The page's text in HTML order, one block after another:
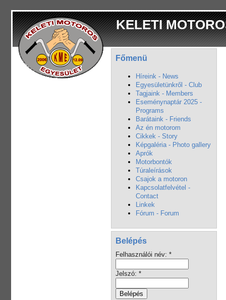
KELETI
Főmenü
Híreink - News
Egyesületünkről - Club
Tagjaink - Members
Eseménynaptár 2025 -
Programs
Barátaink - Friends
Az én motorom
Cikkek - Story
Képgaléria - Photo gallery
Aprók
Motorbontók
Túraleírások
Csajok a motoron
Kapcsolatfelvétel -
Contact
Linkek
Fórum - Forum
Belépés
Felhasználói név: *
Jelszó: *